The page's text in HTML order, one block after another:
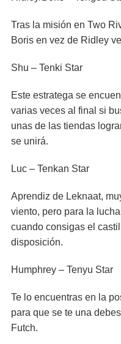
Tras la misión en Two
Boris en vez de Ridley
Shu – Tenki Star
Este estratega se
varias veces al final si
unas de las tiendas
se unirá.
Luc – Tenkan Star
Aprendiz de Leknaat,
viento, pero para la
cuando consigas el
disposición.
Humphrey – Tenyu Star
Te lo encuentras en la
para que se te una
Futch.